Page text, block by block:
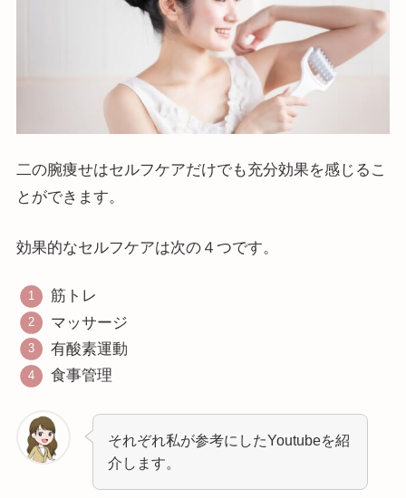
二の腕痩せはセルフケアだけでも充分効果を感じるこ
とができます。
効果的なセルフケアは次の４つです。
筋トレ
マッサージ
有酸素運動
食事管理
それぞれ私が参考にしたYoutubeを紹
介します。